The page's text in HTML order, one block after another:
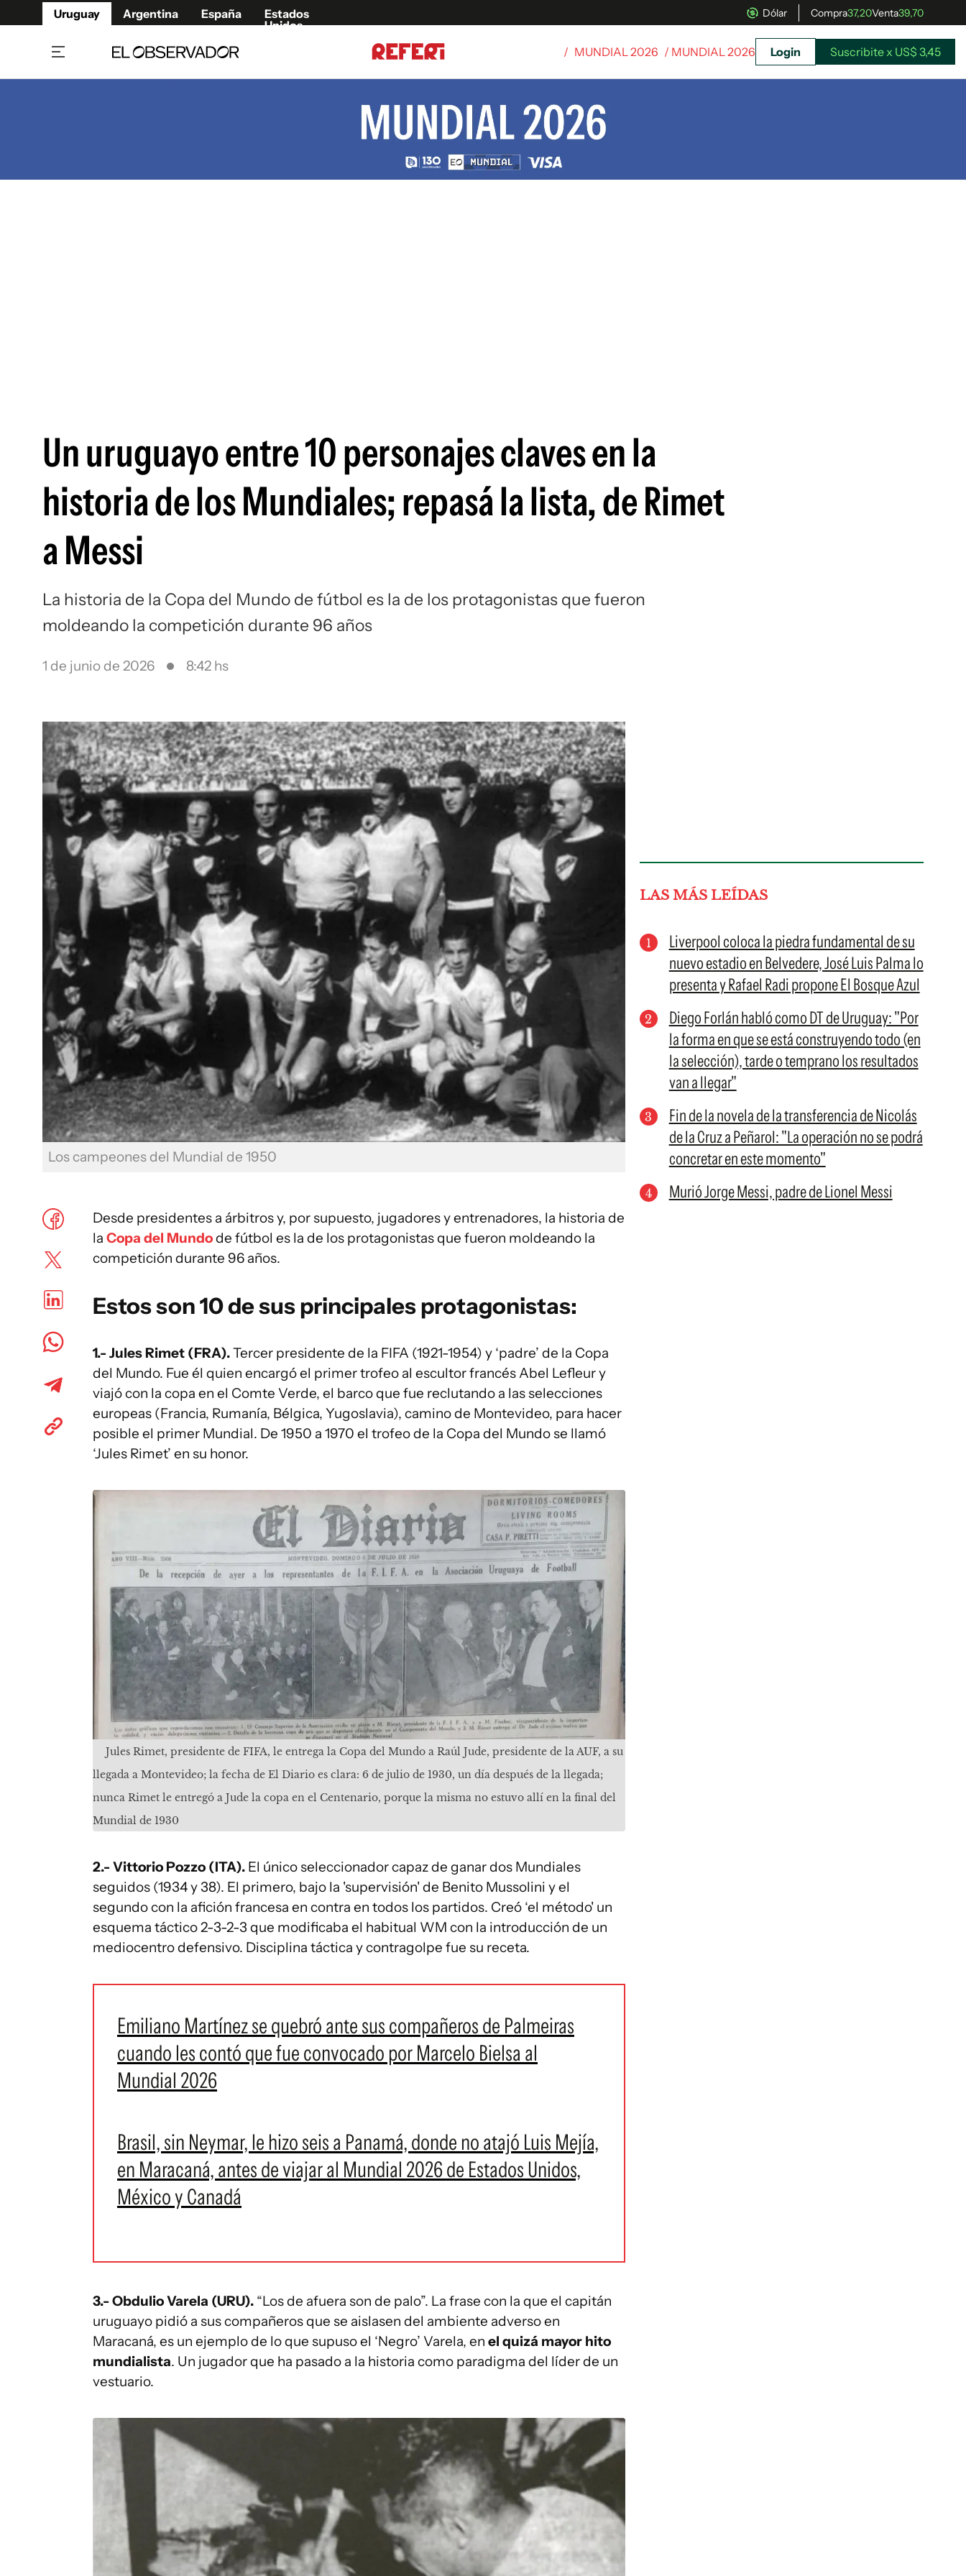
Uruguay Argentina España
Estados
Unidos
Dólar Compra37,20Venta39,70
/ MUNDIAL 2026 / MUNDIAL 2026 Login Suscribite x US$ 3,45
Un uruguayo entre 10 personajes claves en la
historia de los Mundiales; repasá la lista, de Rimet
a Messi
La historia de la Copa del Mundo de fútbol es la de los protagonistas que fueron
moldeando la competición durante 96 años
1 de junio de 2026 8:42 hs
Los campeones del Mundial de 1950
Desde presidentes a árbitros y, por supuesto, jugadores y entrenadores, la historia de
la Copa del Mundode fútbol es la de los protagonistas que fueron moldeando la
competición durante 96 años.
Estos son 10 de sus principales protagonistas:
1.- Jules Rimet (FRA).Tercer presidente de la FIFA (1921-1954) y ‘padre’ de la Copa
del Mundo. Fue él quien encargó el primer trofeo al escultor francés Abel Lefleur y
viajó con la copa en el Comte Verde, el barco que fue reclutando a las selecciones
europeas (Francia, Rumanía, Bélgica, Yugoslavia), camino de Montevideo, para hacer
posible el primer Mundial. De 1950 a 1970 el trofeo de la Copa del Mundo se llamó
‘Jules Rimet’ en su honor.
Jules Rimet, presidente de FIFA, le entrega la Copa del Mundo a Raúl Jude, presidente de la AUF, a su
llegada a Montevideo; la fecha de El Diario es clara: 6 de julio de 1930, un día después de la llegada;
nunca Rimet le entregó a Jude la copa en el Centenario, porque la misma no estuvo allí en la final del
Mundial de 1930
2.- Vittorio Pozzo (ITA). El único seleccionador capaz de ganar dos Mundiales
seguidos (1934 y 38). El primero, bajo la 'supervisión' de Benito Mussolini y el
segundo con la afición francesa en contra en todos los partidos. Creó ‘el método' un
esquema táctico 2-3-2-3 que modificaba el habitual WM con la introducción de un
mediocentro defensivo. Disciplina táctica y contragolpe fue su receta.
Emiliano Martínez se quebró ante sus compañeros de Palmeiras
cuando les contó que fue convocado por Marcelo Bielsa al
Mundial 2026
Brasil, sin Neymar, le hizo seis a Panamá, donde no atajó Luis Mejía,
en Maracaná, antes de viajar al Mundial 2026 de Estados Unidos,
México y Canadá
3.- Obdulio Varela (URU). “Los de afuera son de palo”. La frase con la que el capitán
uruguayo pidió a sus compañeros que se aislasen del ambiente adverso en
Maracaná, es un ejemplo de lo que supuso el ‘Negro’ Varela, en el quizá mayor hito
mundialista. Un jugador que ha pasado a la historia como paradigma del líder de un
vestuario.
LAS MÁS LEÍDAS
Liverpool coloca la piedra fundamental de su
nuevo estadio en Belvedere, José Luis Palma lo
presenta y Rafael Radi propone El Bosque Azul
Diego Forlán habló como DT de Uruguay: "Por
la forma en que se está construyendo todo (en
la selección), tarde o temprano los resultados
van a llegar"
Fin de la novela de la transferencia de Nicolás
de la Cruz a Peñarol: "La operación no se podrá
concretar en este momento"
Murió Jorge Messi, padre de Lionel Messi